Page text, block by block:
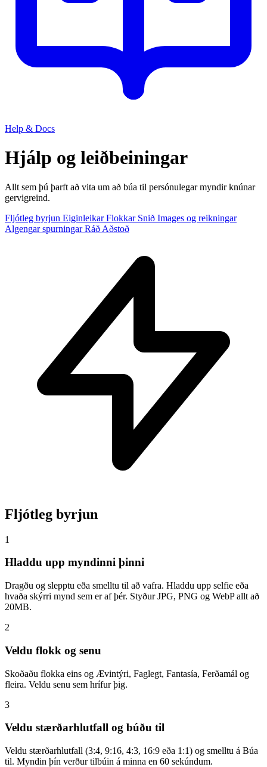
Help & Docs
Hjálp og leiðbeiningar
Allt sem þú þarft að vita um að búa til persónulegar myndir knúnar
gervigreind.
Fljótleg byrjun EiginleikarFlokkar Snið Images og reikningar
Algengar spurningarRáð Aðstoð
Fljótleg byrjun
1
Hladdu upp myndinni þinni
Dragðu og slepptu eða smelltu til að vafra. Hladdu upp selfie eða
hvaða skýrri mynd sem er af þér. Styður JPG, PNG og WebP allt að
20MB.
2
Veldu flokk og senu
Skoðaðu flokka eins og Ævintýri, Faglegt, Fantasía, Ferðamál og
fleira. Veldu senu sem hrífur þig.
3
Veldu stærðarhlutfall og búðu til
Veldu stærðarhlutfall (3:4, 9:16, 4:3, 16:9 eða 1:1) og smelltu á Búa
til. Myndin þín verður tilbúin á minna en 60 sekúndum.